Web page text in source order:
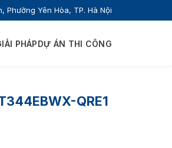
Phường Yên Hòa, TP. Hà Nội
PHÁPDỰ ÁN THI CÔNG
QRE1